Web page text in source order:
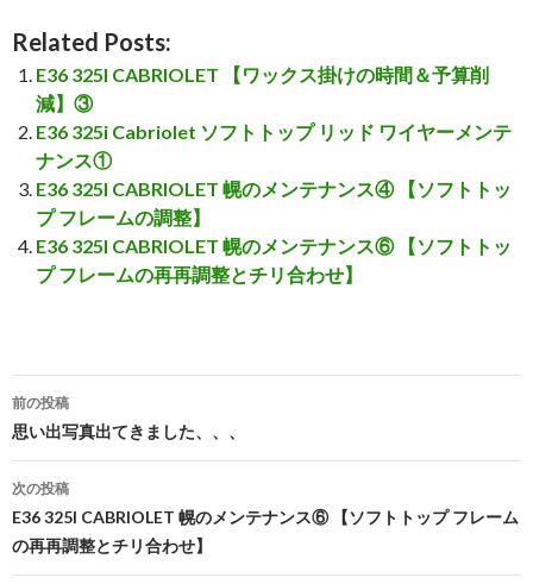
Related Posts:
E36 325I CABRIOLET 【ワックス掛けの時間＆予算削
減】③
E36 325i Cabriolet ソフトトップ リッド ワイヤーメンテ
ナンス①
E36 325I CABRIOLET 幌のメンテナンス④ 【ソフトトッ
プ フレームの調整】
E36 325I CABRIOLET 幌のメンテナンス⑥ 【ソフトトッ
プ フレームの再再調整とチリ合わせ】
投
稿
ナ
ビ
前の投稿
思い出写真出てきました、、、
次の投稿
E36 325I CABRIOLET 幌のメンテナンス⑥ 【ソフトトップ フレーム
の再再調整とチリ合わせ】